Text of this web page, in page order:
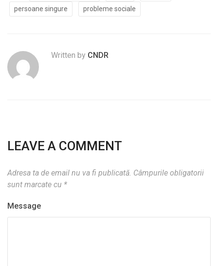
persoane singure
probleme sociale
Written by CNDR
LEAVE A COMMENT
Adresa ta de email nu va fi publicată. Câmpurile obligatorii
sunt marcate cu *
Message